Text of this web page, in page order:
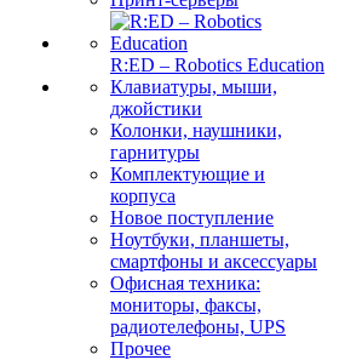
R:ED – Robotics Education
Клавиатуры, мыши,
джойстики
Колонки, наушники,
гарнитуры
Комплектующие и
корпуса
Новое поступление
Ноутбуки, планшеты,
смартфоны и аксессуары
Офисная техника:
мониторы, факсы,
радиотелефоны, UPS
Прочее